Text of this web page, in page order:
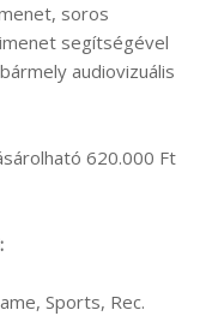
soros
segítségével
audiovizuális
620.000 Ft
Sports, Rec.